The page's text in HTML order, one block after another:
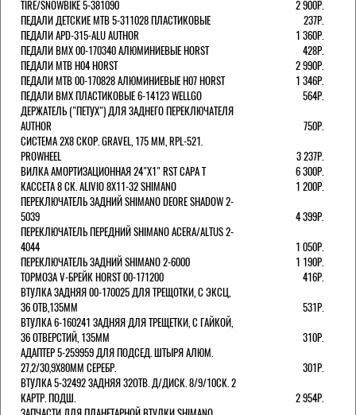
TIRE/SNOWBIKE 5-381090
2 900Р.
ПЕДАЛИ ДЕТСКИЕ MTB 5-311028 ПЛАСТИКОВЫЕ
237Р.
ПЕДАЛИ APD-315-ALU AUTHOR
1 360Р.
ПЕДАЛИ BMX 00-170340 АЛЮМИНИЕВЫЕ HORST
428Р.
ПЕДАЛИ MTB H04 HORST
2 990Р.
ПЕДАЛИ MTB 00-170828 АЛЮМИНИЕВЫЕ H07 HORST
1 346Р.
ПЕДАЛИ BMX ПЛАСТИКОВЫЕ 6-14123 WELLGO
564Р.
ДЕРЖАТЕЛЬ ("ПЕТУХ") ДЛЯ ЗАДНЕГО ПЕРЕКЛЮЧАТЕЛЯ
AUTHOR
750Р.
СИСТЕМА 2Х8 СКОР. GRAVEL, 175 ММ, RPL-521.
PROWHEEL
3 237Р.
ВИЛКА АМОРТИЗАЦИОННАЯ 24"Х1" RST CAPA Т
6 300Р.
КАССЕТА 8 СК. ALIVIO 8Х11-32 SHIMANO
1 200Р.
ПЕРЕКЛЮЧАТЕЛЬ ЗАДНИЙ SHIMANO DEORE SHADOW 2-
5039
4 399Р.
ПЕРЕКЛЮЧАТЕЛЬ ПЕРЕДНИЙ SHIMANO ACERA/ALTUS 2-
4044
1 050Р.
ПЕРЕКЛЮЧАТЕЛЬ ЗАДНИЙ SHIMANO 2-6000
1 190Р.
ТОРМОЗА V-БРЕЙК HORST 00-171200
416Р.
ВТУЛКА ЗАДНЯЯ 00-170025 ДЛЯ ТРЕЩОТКИ, С ЭКСЦ,
36 ОТВ,135ММ
531Р.
ВТУЛКА 6-160241 ЗАДНЯЯ ДЛЯ ТРЕЩЕТКИ, С ГАЙКОЙ,
36 ОТВЕРСТИЙ, 135ММ
310Р.
АДАПТЕР 5-259959 ДЛЯ ПОДСЕД. ШТЫРЯ АЛЮМ.
27,2/30,9Х80ММ СЕРЕБР.
301Р.
ВТУЛКА 5-32492 ЗАДНЯЯ 32ОТВ. Д/ДИСК. 8/9/10СК. 2
КАРТР. ПОДШ.
2 954Р.